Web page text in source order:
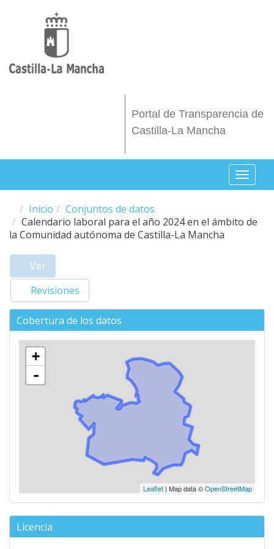
Portal de Transparencia de
Castilla-La Mancha
Toggle
Inicio
Conjuntos de datos
Calendario laboral para el año 2024 en el ámbito de
la Comunidad autónoma de Castilla-La Mancha
Primary tabs
Ver
activa)
Revisiones
Cobertura de los datos
+
-
Leaflet | Map data ©OpenStreetMap
Licencia